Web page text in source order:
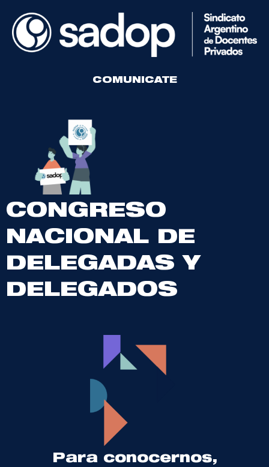
COMUNICATE
CONGRESO
NACIONAL DE
DELEGADAS Y
DELEGADOS
Para conocernos,